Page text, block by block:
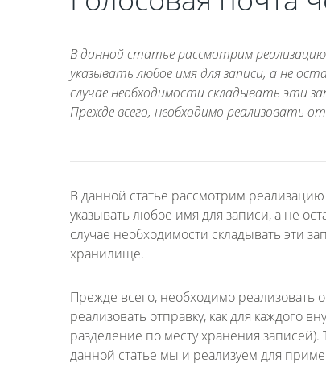
В данной статье рассмотрим
указывать любое имя для записи, а не
случае необходимости складывать эти
Прежде всего, необходимо реализовать
В данной статье рассмотрим
указывать любое имя для записи, а не
случае необходимости складывать эти
хранилище.
Прежде всего, необходимо реализовать
реализовать отправку, как для каждого
разделение по месту хранения
данной статье мы и реализуем для